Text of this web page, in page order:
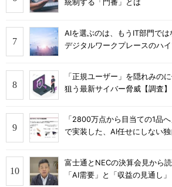
統制する「門番」とは
AIを選ぶのは、もうIT部門で
デジタルワークプレースのハ
「正規ユーザー」を隠れみの
狙う最新サイバー脅威【調査】
「2800万点から目当ての1品
で実装した、AI任せにしない
富士通とNECの決算会見から
「AI需要」と「収益の見通し」